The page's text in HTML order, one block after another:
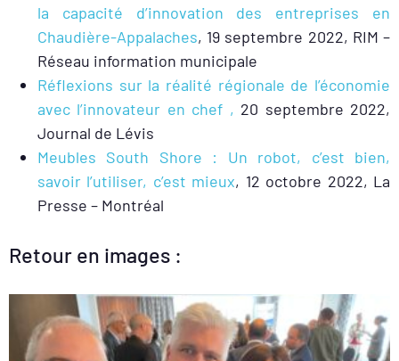
la capacité d’innovation des entreprises en
Chaudière-Appalaches, 19 septembre 2022, RIM –
Réseau information municipale
Réflexions sur la réalité régionale de l’économie
avec l’innovateur en chef , 20 septembre 2022,
Journal de Lévis
Meubles South Shore : Un robot, c’est bien,
savoir l’utiliser, c’est mieux, 12 octobre 2022, La
Presse – Montréal
Retour en images :